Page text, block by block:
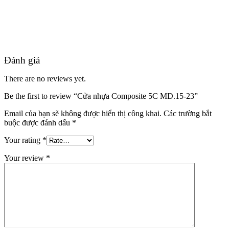
Đánh giá
There are no reviews yet.
Be the first to review “Cửa nhựa Composite 5C MD.15-23”
Email của bạn sẽ không được hiển thị công khai. Các trường bắt
buộc được đánh dấu *
Your rating *
Your review *